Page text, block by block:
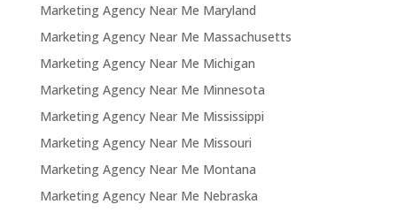
Marketing Agency Near Me Maryland
Marketing Agency Near Me Massachusetts
Marketing Agency Near Me Michigan
Marketing Agency Near Me Minnesota
Marketing Agency Near Me Mississippi
Marketing Agency Near Me Missouri
Marketing Agency Near Me Montana
Marketing Agency Near Me Nebraska